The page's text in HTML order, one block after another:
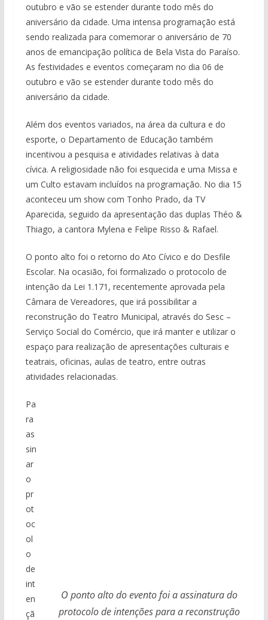
outubro e vão se estender durante todo mês do
aniversário da cidade. Uma intensa programação está
sendo realizada para comemorar o aniversário de 70
anos de emancipação política de Bela Vista do Paraíso.
As festividades e eventos começaram no dia 06 de
outubro e vão se estender durante todo mês do
aniversário da cidade.
Além dos eventos variados, na área da cultura e do
esporte, o Departamento de Educação também
incentivou a pesquisa e atividades relativas à data
cívica. A religiosidade não foi esquecida e uma Missa e
um Culto estavam incluídos na programação. No dia 15
aconteceu um show com Tonho Prado, da TV
Aparecida, seguido da apresentação das duplas Théo &
Thiago, a cantora Mylena e Felipe Risso & Rafael.
O ponto alto foi o retorno do Ato Cívico e do Desfile
Escolar. Na ocasião, foi formalizado o protocolo de
intenção da Lei 1.171, recentemente aprovada pela
Câmara de Vereadores, que irá possibilitar a
reconstrução do Teatro Municipal, através do Sesc –
Serviço Social do Comércio, que irá manter e utilizar o
espaço para realização de apresentações culturais e
teatrais, oficinas, aulas de teatro, entre outras
atividades relacionadas.
O ponto alto do evento foi a assinatura do
protocolo de intenções para a reconstrução
Pa
ra
as
sin
ar
o
pr
ot
oc
ol
o
de
int
en
çã